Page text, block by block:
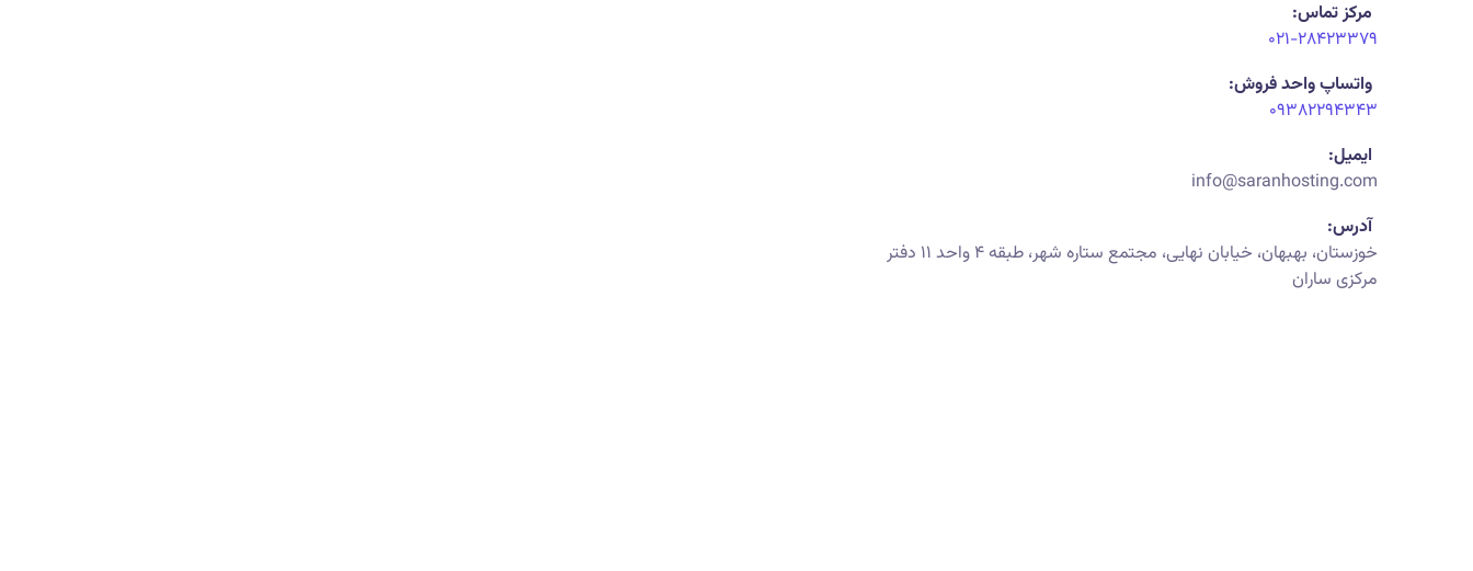
مرکز تماس:
۰۲۱-۲۸۴۲۳۳۷۹
واتساپ واحد فروش:
۰۹۳۸۲۲۹۴۳۴۳
ایمیل:
info@saranhosting.com
آدرس:
خوزستان، بهبهان، خیابان نهایی، مجتمع ستاره شهر، طبقه ۴ واحد ۱۱ دفتر
مرکزی ساران